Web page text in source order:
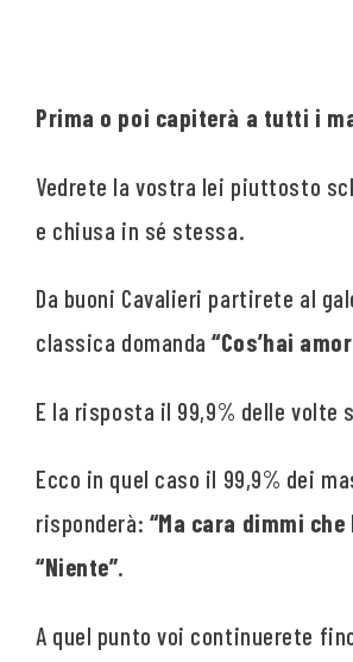
Prima o poi capiterà a tutti i
Vedrete la vostra lei piuttosto
e chiusa in sé stessa.
Da buoni Cavalieri partirete al
classica domanda“Cos’hai
E la risposta il 99,9% delle volte
Ecco in quel caso il 99,9% dei
risponderà: “Ma cara dimmi che
“Niente”.
A quel punto voi continuerete